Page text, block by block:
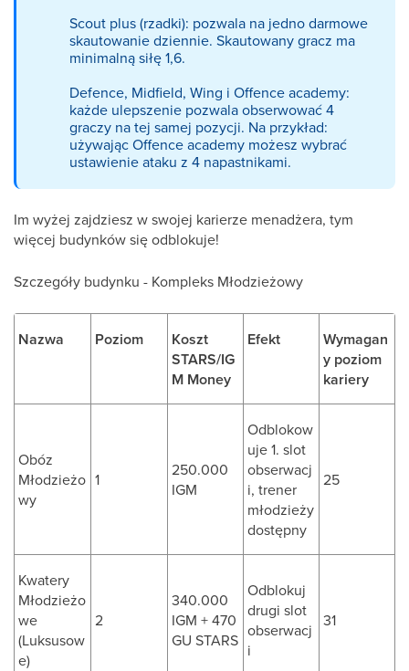
Scout plus (rzadki): pozwala na jedno darmowe
skautowanie dziennie. Skautowany gracz ma
minimalną siłę 1,6.
Defence, Midfield, Wing i Offence academy:
każde ulepszenie pozwala obserwować 4
graczy na tej samej pozycji. Na przykład:
używając Offence academy możesz wybrać
ustawienie ataku z 4 napastnikami.
Im wyżej zajdziesz w swojej karierze menadżera, tym
więcej budynków się odblokuje!
Szczegóły budynku - Kompleks Młodzieżowy
Nazwa Poziom
Koszt
STARS/IG
M Money
Efekt
Wymagan
y poziom
kariery
Obóz
Młodzieżo
wy
1
250.000
IGM
Odblokow
uje 1. slot
obserwacj
i, trener
młodzieży
dostępny
25
Kwatery
Młodzieżo
we
(Luksusow
e)
2
340.000
IGM + 470
GU STARS
Odblokuj
drugi slot
obserwacj
i
31